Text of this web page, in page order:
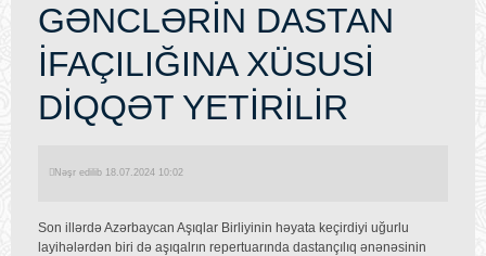
GƏNCLƏRİN DASTAN
İFAÇILIĞINA XÜSUSİ
DİQQƏT YETİRİLİR
Nəşr edilib 18.07.2024 10:02
Son illərdə Azərbaycan Aşıqlar Birliyinin həyata keçirdiyi uğurlu
layihələrdən biri də aşıqalrın repertuarında dastançılıq ənənəsinin